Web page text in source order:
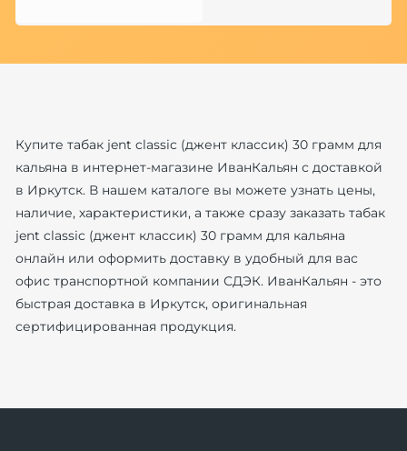
Купите табак jent classic (джент классик) 30 грамм для
кальяна в интернет-магазине ИванКальян с доставкой
в Иркутск. В нашем каталоге вы можете узнать цены,
наличие, характеристики, а также сразу заказать табак
jent classic (джент классик) 30 грамм для кальяна
онлайн или оформить доставку в удобный для вас
офис транспортной компании СДЭК. ИванКальян - это
быстрая доставка в Иркутск, оригинальная
сертифицированная продукция.